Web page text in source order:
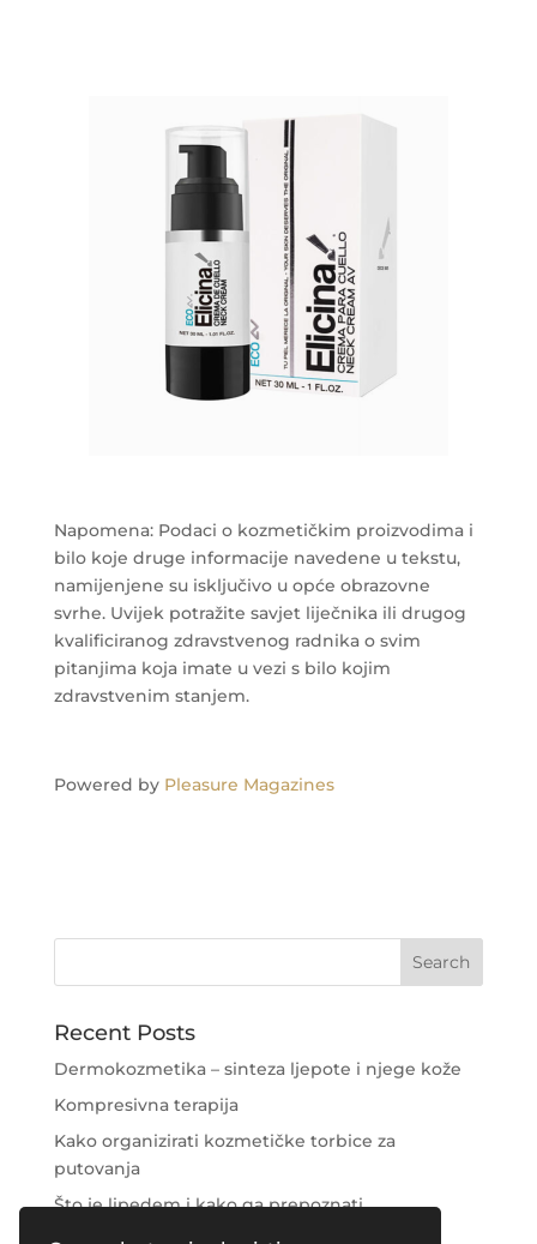
Napomena: Podaci o kozmetičkim proizvodima i
bilo koje druge informacije navedene u tekstu,
namijenjene su isključivo u opće obrazovne
svrhe. Uvijek potražite savjet liječnika ili drugog
kvalificiranog zdravstvenog radnika o svim
pitanjima koja imate u vezi s bilo kojim
zdravstvenim stanjem.
Powered by Pleasure Magazines
Recent Posts
Dermokozmetika – sinteza ljepote i njege kože
Kompresivna terapija
Kako organizirati kozmetičke torbice za
putovanja
Što je lipedem i kako ga prepoznati